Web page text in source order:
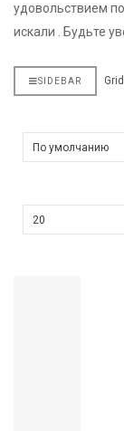
удовольствием
искали . Будьте
SIDEBAR